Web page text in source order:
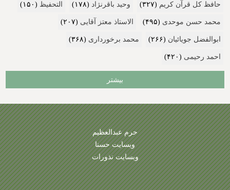
حافظ کل قرآن کریم (۳۲۷) وحید باقرنژاد (۱۷۸) التحفیظ (۱۵۰)
محمد حسن موحدی (۴۹۵) الاستاذ معتز آقایی (۲۰۷)
ابوالفضل جویائیان (۲۶۶) محمد برخورداری (۳۶۸)
احمد رحیمی (۴۲۰)
بیشتر
حرم عبدالعظیم
وبسایت حسنا
وبسایت نذورات